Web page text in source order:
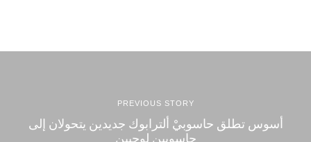
PREVIOUS STORY
أسوس تطلق حاسوبيْ ألترابوك جديدين يتحولان إلى
حاسوبين لوحيين